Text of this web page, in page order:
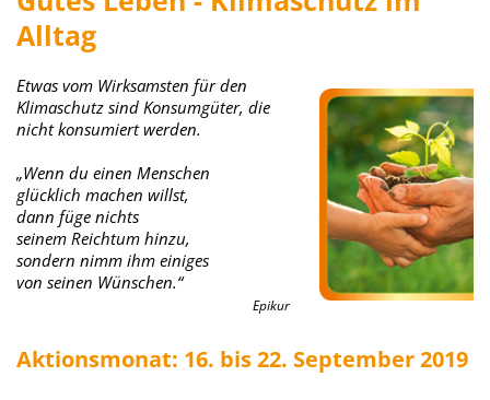
Alltag
Etwas vom Wirksamsten für den
Klimaschutz sind Konsumgüter, die
nicht konsumiert werden.
„Wenn du einen Menschen
glücklich machen willst,
dann füge nichts
seinem Reichtum hinzu,
sondern nimm ihm einiges
von seinen Wünschen.“
Epikur
Aktionsmonat: 16. bis 22. September 2019